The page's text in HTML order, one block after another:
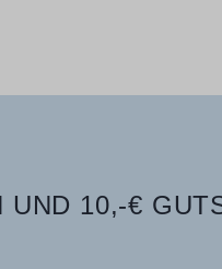
10,-€